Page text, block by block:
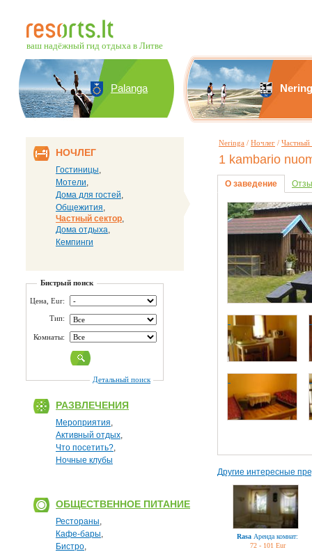
ваш надёжный гид отдыха в Литве
Palanga
НОЧЛЕГ
Гостиницы,
Mотели,
Дома для гостей,
Общежития,
Частный сектор,
Дома отдыха,
Кемпинги
Бистрый поиск
Цена, Eur:
Тип:
Комнаты:
Детальный поиск
РАЗВЛЕЧЕНИЯ
Мероприятия,
Активный отдых,
Что посетить?,
Ночные клубы
ОБЩЕСТВЕННОЕ ПИТАНИЕ
Рестораны,
Кафе-бары,
Бистро,
Neringa / Ночлег / Частный
1 kambario
О заведение
Другие интересные
Rasa Аренда комнат:
72 - 101 Eur